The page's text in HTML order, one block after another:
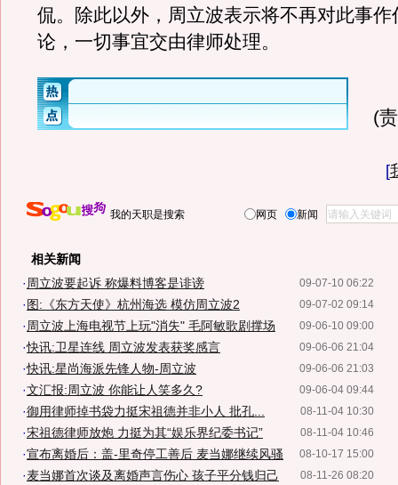
侃。除此以外，周立波表示将不再对此事作
论，一切事宜交由律师处理。
(
[
我的天职是搜索 网页 新闻
相关新闻
09-07-10 06:22
· 周立波要起诉 称爆料博客是诽谤
09-07-02 09:14
· 图:《东方天使》杭州海选 模仿周立波2
09-06-10 09:00
· 周立波上海电视节上玩"消失" 毛阿敏歌剧撑场
09-06-06 21:04
·快讯:卫星连线 周立波发表获奖感言
09-06-06 21:03
·快讯:星尚海派先锋人物-周立波
09-06-04 09:44
·文汇报:周立波 你能让人笑多久?
08-11-04 10:30
·御用律师掉书袋力挺宋祖德并非小人 批孔...
08-11-04 10:46
·宋祖德律师放炮 力挺为其“娱乐界纪委书记”
08-10-17 15:00
·宣布离婚后：盖-里奇停工善后 麦当娜继续风骚
08-11-26 08:20
·麦当娜首次谈及离婚声言伤心 孩子平分钱归己